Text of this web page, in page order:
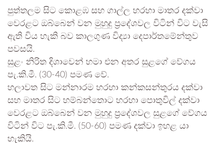
පුත්තලම සිට කොළඹ සහ ගාල්ල හරහා මාතර දක්වා
වෙරළට ඔබ්බෙන් වන මුහුදු ප්‍රදේශවල විටින් විට වැසි
ඇති විය හැකි බව කාලගුණ විද්‍යා දෙපාර්තමේන්තුව
පවසයි.
සුළං නිරිත දිශාවෙන් හමා එන අතර සුළගේ වේගය
පැ.කි.මී. (30-40) පමණ වේ.
හලාවත සිට මන්නාරම හරහා කන්කසන්තුරය දක්වා
සහ මාතර සිට හම්බන්තොට හරහා පොතුවිල් දක්වා
වෙරළට ඔබ්බෙන් වන මුහුදු ප්‍රදේශවල සුළගේ වේගය
විටින් විට පැ.කි.මී. (50-60) පමණ දක්වා ඉහළ යා
හැකියි.